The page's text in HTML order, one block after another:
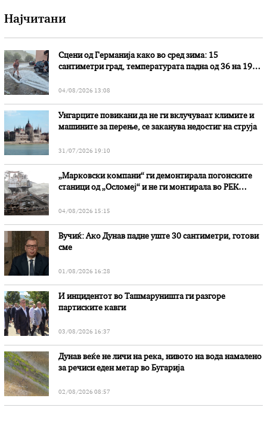
Најчитани
Сцени од Германија како во сред зима: 15
сантиметри град, температурата падна од 36 на 19
04/08/2026 13:08
Унгарците повикани да не ги вклучуваат климите и
машините за перење, се заканува недостиг на струја
31/07/2026 19:10
„Марковски компани“ ги демонтирала погонските
станици од „Осломеј“ и не ги монтирала во РЕК
04/08/2026 15:15
Вучиќ: Ако Дунав падне уште 30 сантиметри, готови
сме
01/08/2026 16:28
И инцидентот во Ташмаруништa ги разгоре
партиските кавги
03/08/2026 16:37
Дунав веќе не личи на река, нивото на вода намалено
за речиси еден метар во Бугарија
02/08/2026 08:57